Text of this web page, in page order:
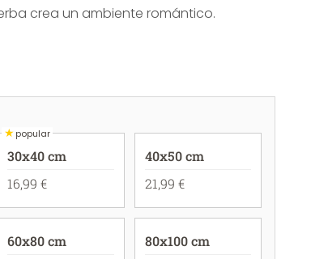
crea un ambiente romántico.
★popular
30x40 cm
16,99 €
40x50 cm
21,99 €
60x80 cm
80x100 cm